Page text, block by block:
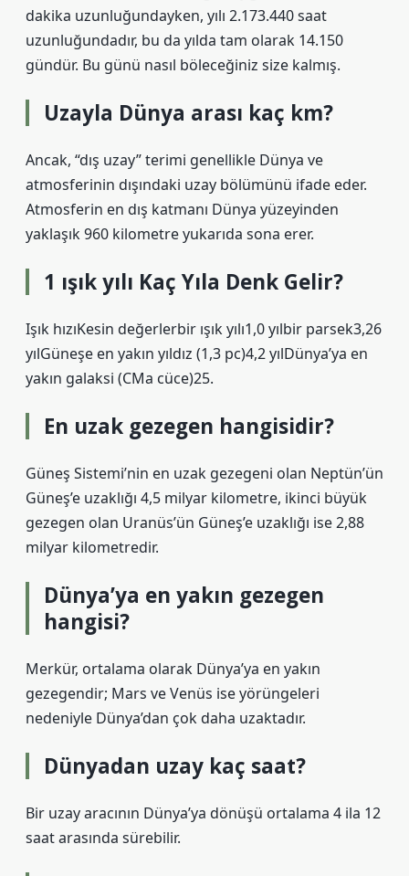
dakika uzunluğundayken, yılı 2.173.440 saat
uzunluğundadır, bu da yılda tam olarak 14.150
gündür. Bu günü nasıl böleceğiniz size kalmış.
Uzayla Dünya arası kaç km?
Ancak, “dış uzay” terimi genellikle Dünya ve
atmosferinin dışındaki uzay bölümünü ifade eder.
Atmosferin en dış katmanı Dünya yüzeyinden
yaklaşık 960 kilometre yukarıda sona erer.
1 ışık yılı Kaç Yıla Denk Gelir?
Işık hızıKesin değerlerbir ışık yılı1,0 yılbir parsek3,26
yılGüneşe en yakın yıldız (1,3 pc)4,2 yılDünya’ya en
yakın galaksi (CMa cüce)25.
En uzak gezegen hangisidir?
Güneş Sistemi’nin en uzak gezegeni olan Neptün’ün
Güneş’e uzaklığı 4,5 milyar kilometre, ikinci büyük
gezegen olan Uranüs’ün Güneş’e uzaklığı ise 2,88
milyar kilometredir.
Dünya’ya en yakın gezegen
hangisi?
Merkür, ortalama olarak Dünya’ya en yakın
gezegendir; Mars ve Venüs ise yörüngeleri
nedeniyle Dünya’dan çok daha uzaktadır.
Dünyadan uzay kaç saat?
Bir uzay aracının Dünya’ya dönüşü ortalama 4 ila 12
saat arasında sürebilir.